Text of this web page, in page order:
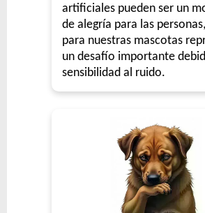
artificiales pueden ser un
de alegría para las
para nuestras mascotas
un desafío importante
sensibilidad al ruido.